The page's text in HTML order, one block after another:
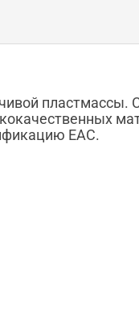
пластмассы.
ЕАС.